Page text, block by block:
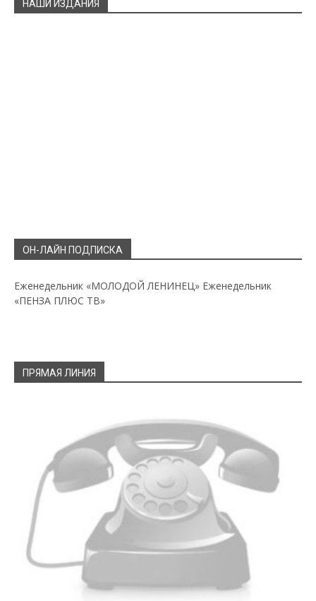
НАШИ ИЗДАНИЯ
ОН-ЛАЙН ПОДПИСКА
Еженедельник «МОЛОДОЙ ЛЕНИНЕЦ» Еженедельник
«ПЕНЗА ПЛЮС ТВ»
ПРЯМАЯ ЛИНИЯ